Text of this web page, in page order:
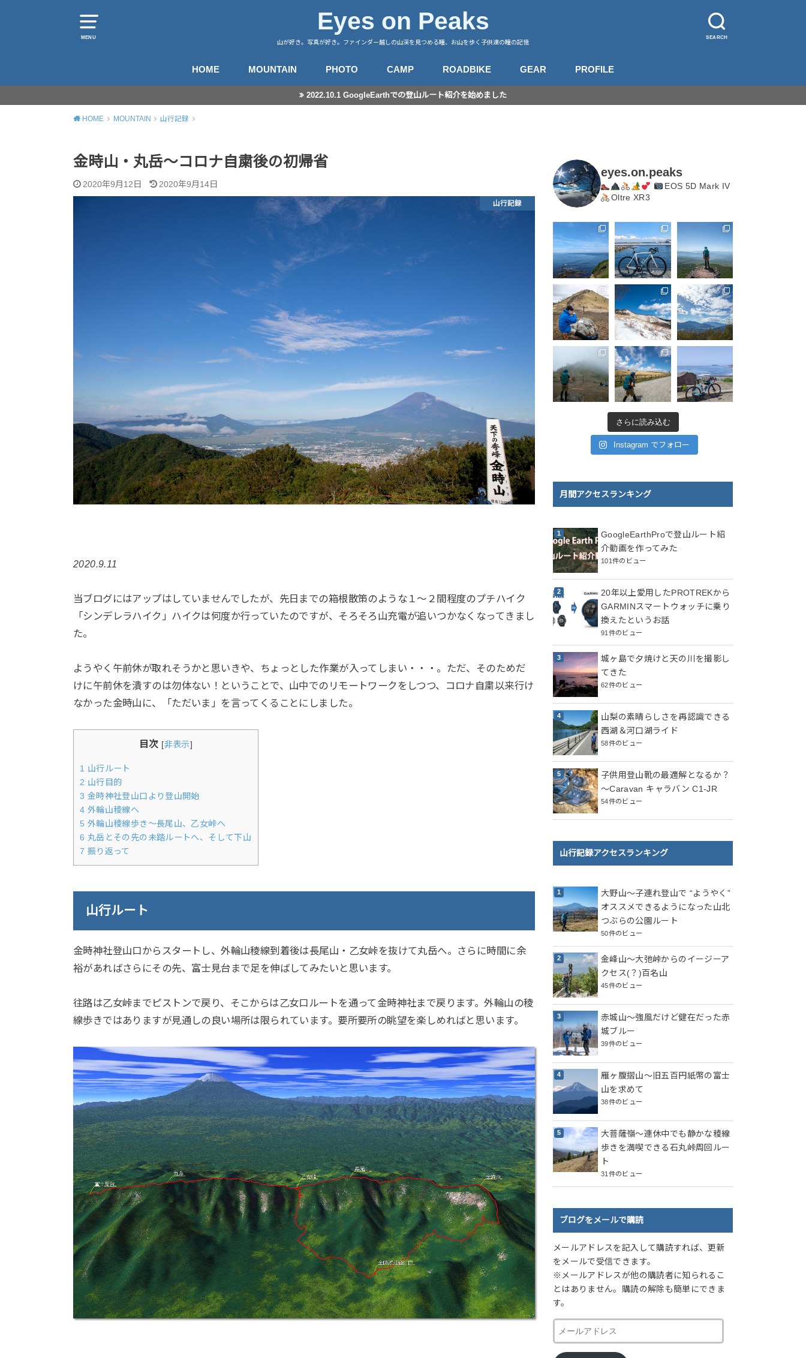
MENU SEARCH
Eyes on Peaks
山が好き。写真が好き。ファインダー越しの山渓を見つめる瞳、お山を歩く子供達の瞳の記憶
HOME MOUNTAIN
中央アルプス
南アルプス
八ヶ岳
谷川・武尊
赤城・榛名・荒船
四阿山
奥秩父
奥武蔵
高尾・陣馬
富士・御坂
丹沢
伊豆・愛鷹
箱根・湯河原
東海
房総・三浦
子連れ登山のこと
登山とITと
登山ギア
登山ギア(子供用)
PHOTO
カメラ
レンズ
星景撮影
日常スナップ
CAMP
キャンプサイト
ROADBIKE
ライドログ
GEAR PROFILE
2022.10.1 GoogleEarthでの登山ルート紹介を始めました
HOME MOUNTAIN 山行記録
金時山・丸岳～コロナ自粛後の初帰省
2020年9月12日 2020年9月14日
山行記録
2020.9.11
当ブログにはアップはしていませんでしたが、先日までの箱根散策のような１～２間程度のプチハイク
「シンデレラハイク」ハイクは何度か行っていたのですが、そろそろ山充電が追いつかなくなってきまし
た。
ようやく午前休が取れそうかと思いきや、ちょっとした作業が入ってしまい・・・。ただ、そのためだ
けに午前休を潰すのは勿体ない！ということで、山中でのリモートワークをしつつ、コロナ自粛以来行け
なかった金時山に、「ただいま」を言ってくることにしました。
目次 [非表示]
1 山行ルート
2 山行目的
3 金時神社登山口より登山開始
4 外輪山稜線へ
5 外輪山稜線歩き～長尾山、乙女峠へ
6 丸岳とその先の未踏ルートへ、そして下山
7 振り返って
山行ルート
金時神社登山口からスタートし、外輪山稜線到着後は長尾山・乙女峠を抜けて丸岳へ。さらに時間に余
裕があればさらにその先、富士見台まで足を伸ばしてみたいと思います。
往路は乙女峠までピストンで戻り、そこからは乙女口ルートを通って金時神社まで戻ります。外輪山の稜
線歩きではありますが見通しの良い場所は限られています。要所要所の眺望を楽しめればと思います。
eyes.on.peaks
EOS 5D Mark IV
Oltre XR3
さらに読み込む
Instagram でフォロー
月間アクセスランキング
GoogleEarthProで登山ルート紹
介動画を作ってみた
101件のビュー
20年以上愛用したPROTREKから
GARMINスマートウォッチに乗り
換えたというお話
91件のビュー
城ヶ島で夕焼けと天の川を撮影し
てきた
62件のビュー
山梨の素晴らしさを再認識できる
西湖＆河口湖ライド
58件のビュー
子供用登山靴の最適解となるか？
～Caravan キャラバン C1-JR
54件のビュー
山行記録アクセスランキング
大野山～子連れ登山で “ようやく”
オススメできるようになった山北
つぶらの公園ルート
50件のビュー
金峰山～大弛峠からのイージーア
クセス(？)百名山
45件のビュー
赤城山～強風だけど健在だった赤
城ブルー
39件のビュー
雁ヶ腹摺山～旧五百円紙幣の富士
山を求めて
38件のビュー
大菩薩嶺～連休中でも静かな稜線
歩きを満喫できる石丸峠周回ルー
ト
31件のビュー
ブログをメールで購読
メールアドレスを記入して購読すれば、更新
をメールで受信できます。
※メールアドレスが他の購読者に知られるこ
とはありません。購読の解除も簡単にできま
す。
ル